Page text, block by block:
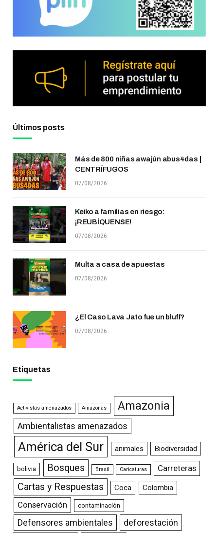
Últimos posts
Más de 800 niñas awajún abus4das |
CENTRÍFUGOS
07/08/2026
Keiko a familias en riesgo:
¡REUBÍQUENSE!
07/08/2026
Multa a casa de apuestas
07/08/2026
¿El Caso Lava Jato fue un bluff?
07/08/2026
Etiquetas
Activistas amenazados Amazonas Amazonia
Ambientalistas amenazados
América del Sur animales Biodiversidad
bolivia Bosques Brasil Caricaturas Carreteras
Cartas y Respuestas Coca Colombia
Conservación contaminación
Defensores ambientales deforestación